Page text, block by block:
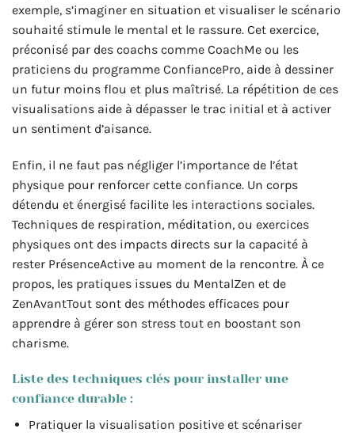
exemple, s’imaginer en situation et visualiser le scénario
souhaité stimule le mental et le rassure. Cet exercice,
préconisé par des coachs comme CoachMe ou les
praticiens du programme ConfiancePro, aide à dessiner
un futur moins flou et plus maîtrisé. La répétition de ces
visualisations aide à dépasser le trac initial et à activer
un sentiment d’aisance.
Enfin, il ne faut pas négliger l’importance de l’état
physique pour renforcer cette confiance. Un corps
détendu et énergisé facilite les interactions sociales.
Techniques de respiration, méditation, ou exercices
physiques ont des impacts directs sur la capacité à
rester PrésenceActive au moment de la rencontre. À ce
propos, les pratiques issues du MentalZen et de
ZenAvantTout sont des méthodes efficaces pour
apprendre à gérer son stress tout en boostant son
charisme.
Liste des techniques clés pour installer une
confiance durable :
Pratiquer la visualisation positive et scénariser